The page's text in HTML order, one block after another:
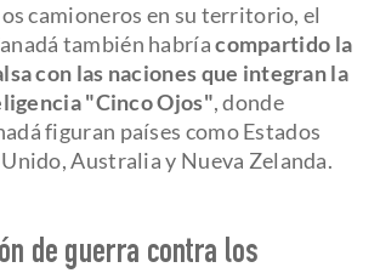
camioneros en su territorio, el
también habríacompartido la
con las naciones que integran la
"Cinco Ojos", donde
figuran países como Estados
Australia y Nueva Zelanda.
de guerra contra los